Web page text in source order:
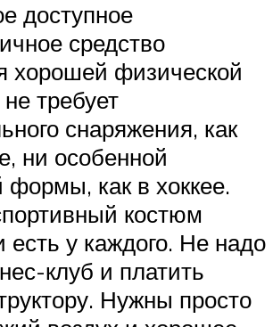
доступное
средство
хорошей физической
требует
снаряжения, как
ни особенной
формы, как в хоккее.
костюм
есть у каждого. Не надо
клуб и платить
Нужны просто